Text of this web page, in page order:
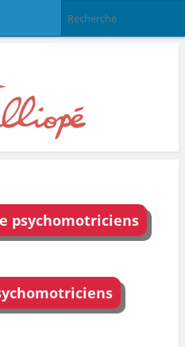
psychomotriciens